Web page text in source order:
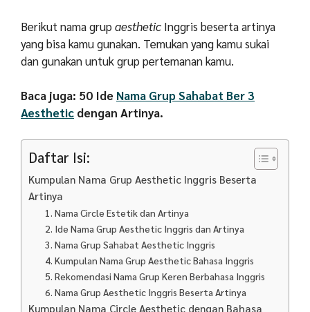
Berikut nama grup aesthetic Inggris beserta artinya
yang bisa kamu gunakan. Temukan yang kamu sukai
dan gunakan untuk grup pertemanan kamu.
Baca juga: 50 Ide Nama Grup Sahabat Ber 3
Aesthetic dengan Artinya.
Daftar Isi:
Kumpulan Nama Grup Aesthetic Inggris Beserta
Artinya
1. Nama Circle Estetik dan Artinya
2. Ide Nama Grup Aesthetic Inggris dan Artinya
3. Nama Grup Sahabat Aesthetic Inggris
4. Kumpulan Nama Grup Aesthetic Bahasa Inggris
5. Rekomendasi Nama Grup Keren Berbahasa Inggris
6. Nama Grup Aesthetic Inggris Beserta Artinya
Kumpulan Nama Circle Aesthetic dengan Bahasa